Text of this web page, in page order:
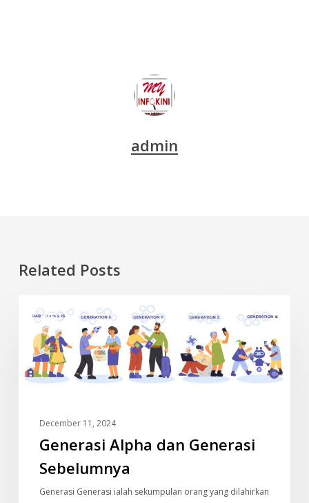
admin
Related Posts
INFO
Alpha
dan
Generasi
Sebelumnya
December 11, 2024
Generasi Alpha dan Generasi
Sebelumnya
Generasi Generasi ialah sekumpulan orang yang dilahirkan